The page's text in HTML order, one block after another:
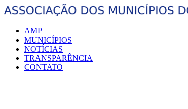
AMP
MUNICÍPIOS
NOTÍCIAS
TRANSPARÊNCIA
CONTATO